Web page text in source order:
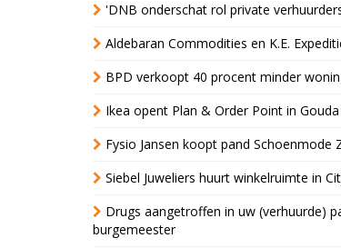
'DNB onderschat rol private
Aldebaran Commodities en K.E.
BPD verkoopt 40 procent minder
Ikea opent Plan & Order Point in Gouda
Fysio Jansen koopt pand Schoenmode
Siebel Juweliers huurt winkelruimte in
Drugs aangetroffen in uw (verhuurde)
burgemeester